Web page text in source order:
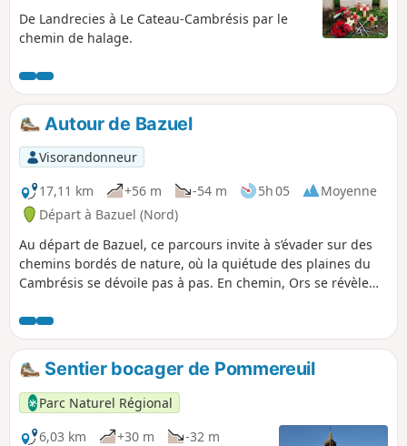
De Landrecies à Le Cateau-Cambrésis par le
chemin de halage.
Autour de Bazuel
Visorandonneur
17,11 km
+56 m -54 m 5h 05
Moyenne
Départ à Bazuel (Nord)
Au départ de Bazuel, ce parcours invite à s’évader sur des
chemins bordés de nature, où la quiétude des plaines du
Cambrésis se dévoile pas à pas. En chemin, Ors se révèle
une halte empreinte de sérénité. La route se poursuit vers
Catillon-sur-Sambre, où l’eau et les panoramas champêtres
se mêlent dans une atmosphère apaisante. Entre sentiers
champêtres, éclats de verdure et villages authentiques,
cette balade conjugue plaisir de marcher et découverte du
patrimoine rural. Une invitation à ralentir et savourer la
richesse simple de la campagne.
Sentier bocager de Pommereuil
Parc Naturel Régional
6,03 km
+30 m
-32 m